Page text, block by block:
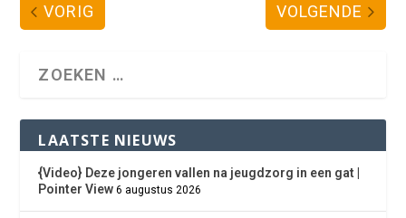
VORIG VOLGENDE
LAATSTE NIEUWS
{Video} Deze jongeren vallen na jeugdzorg in een gat |
Pointer View 6 augustus 2026